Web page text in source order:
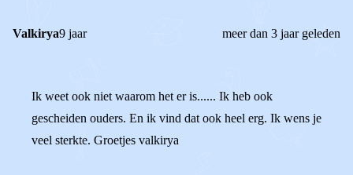
Valkirya9 jaar meer dan 3 jaar geleden
Ik weet ook niet waarom het er is...... Ik heb ook
gescheiden ouders. En ik vind dat ook heel erg. Ik wens je
veel sterkte. Groetjes valkirya